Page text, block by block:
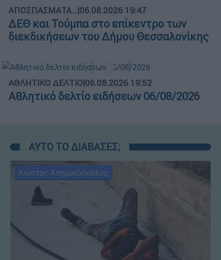
ΑΠΟΣΠΑΣΜΑΤΑ...|06.08.2026 19:47
ΔΕΘ και Τούμπα στο επίκεντρο των
διεκδικήσεων του Δήμου Θεσσαλονίκης
ΑΘΛΗΤΙΚΟ ΔΕΛΤΙΟ|06.08.2026 19:52
Αθλητικό δελτίο ειδήσεων 06/08/2026
ΑΥΤΟ ΤΟ ΔΙΑΒΑΣΕΣ;
Κώστας Ασημακόπουλος